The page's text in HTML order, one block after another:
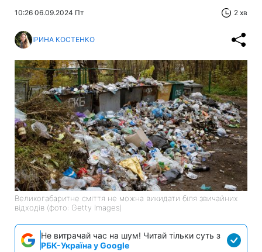
10:26 06.09.2024 Пт 2 хв
ІРИНА КОСТЕНКО
Великогабаритне сміття не можна викидати біля звичайних
відходів (фото: Getty Images)
Не витрачай час на шум! Читай тільки суть з
РБК-Україна у Google